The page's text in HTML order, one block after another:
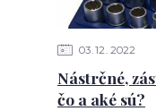
03 12 2022
Nástrčné,
čo a aké sú?